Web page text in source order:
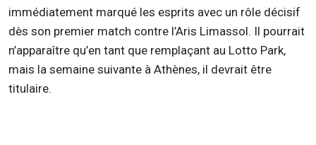
immédiatement marqué les esprits avec un rôle décisif
dès son premier match contre l’Aris Limassol. Il pourrait
n’apparaître qu’en tant que remplaçant au Lotto Park,
mais la semaine suivante à Athènes, il devrait être
titulaire.